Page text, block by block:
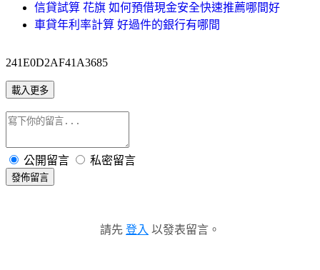
信貸試算 花旗 如何預借現金安全快速推薦哪間好
車貸年利率計算 好過件的銀行有哪間
241E0D2AF41A3685
載入更多
公開留言 私密留言
發佈留言
請先 登入 以發表留言。